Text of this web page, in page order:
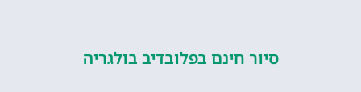
סיור חינם בפלובדיב בולגריה